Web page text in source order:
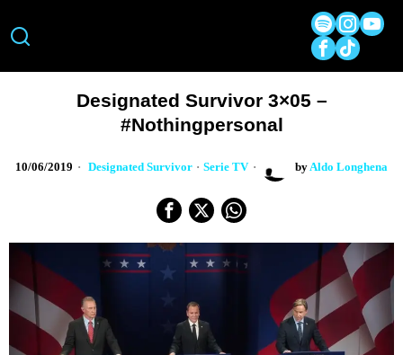
Designated Survivor 3×05 –
#nothingpersonal
10/06/2019 Designated Survivor · Serie TV by Aldo Longhena